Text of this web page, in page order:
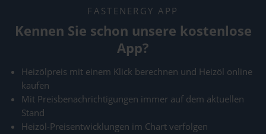
FASTENERGY APP
Kennen Sie schon unsere kostenlose
App?
Heizölpreis mit einem Klick berechnen und Heizöl online
kaufen
Mit Preisbenachrichtigungen immer auf dem aktuellen
Stand
Heizöl-Preisentwicklungen im Chart verfolgen